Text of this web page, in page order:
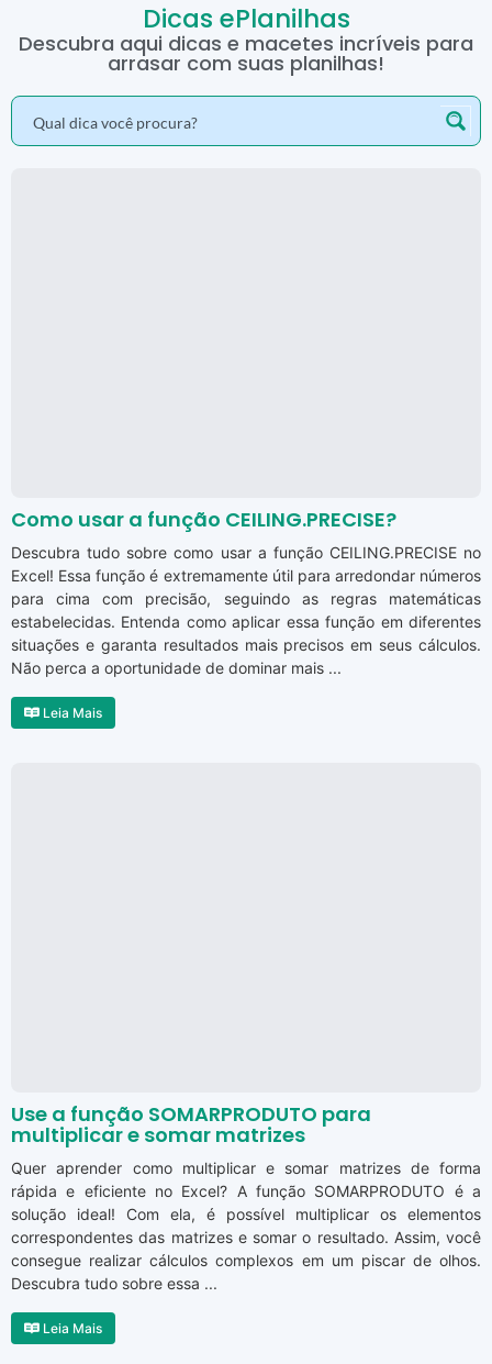
Dicas ePlanilhas
Descubra aqui dicas e macetes incríveis para
arrasar com suas planilhas!
Como usar a função CEILING.PRECISE?
Descubra tudo sobre como usar a função CEILING.PRECISE no
Excel! Essa função é extremamente útil para arredondar números
para cima com precisão, seguindo as regras matemáticas
estabelecidas. Entenda como aplicar essa função em diferentes
situações e garanta resultados mais precisos em seus cálculos.
Não perca a oportunidade de dominar mais ...
Leia Mais
Use a função SOMARPRODUTO para
multiplicar e somar matrizes
Quer aprender como multiplicar e somar matrizes de forma
rápida e eficiente no Excel? A função SOMARPRODUTO é a
solução ideal! Com ela, é possível multiplicar os elementos
correspondentes das matrizes e somar o resultado. Assim, você
consegue realizar cálculos complexos em um piscar de olhos.
Descubra tudo sobre essa ...
Leia Mais